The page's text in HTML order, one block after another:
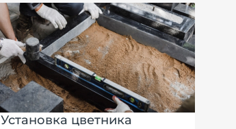
Установка цветника